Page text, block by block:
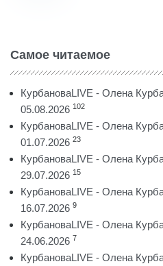
Самое читаемое
КурбановаLIVE - Олена
05.08.2026 102
КурбановаLIVE - Олена
01.07.2026 23
КурбановаLIVE - Олена
29.07.2026 15
КурбановаLIVE - Олена
16.07.2026 9
КурбановаLIVE - Олена
24.06.2026 7
КурбановаLIVE - Олена